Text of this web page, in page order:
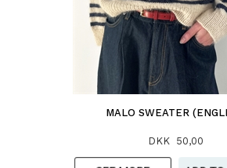
MALO SWEATER
DKK 50,00